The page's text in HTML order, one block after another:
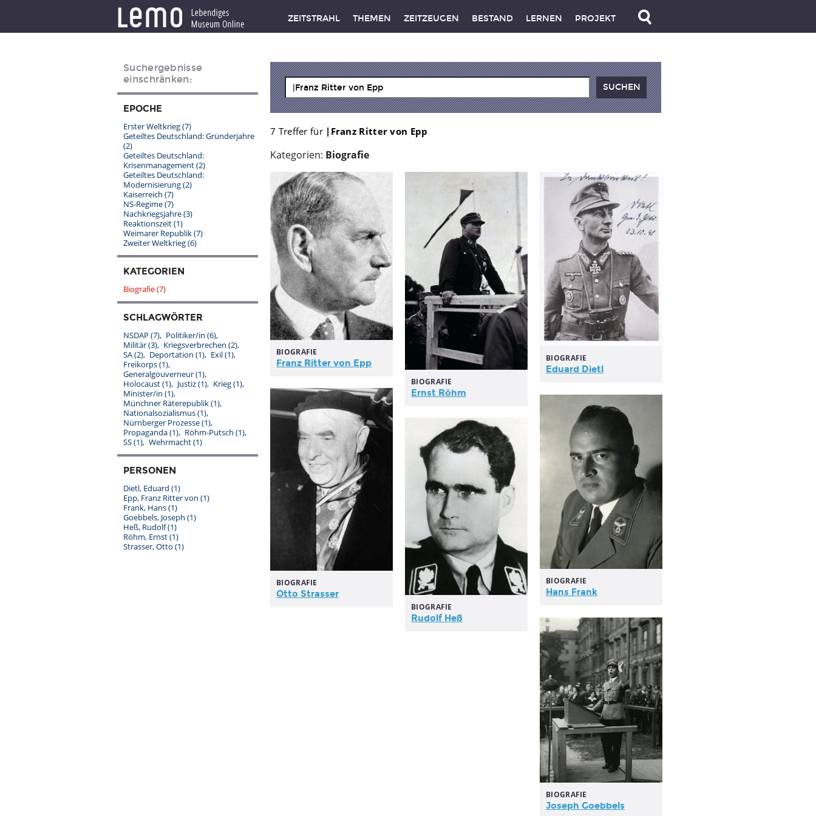
ZEITSTRAHL THEMEN ZEITZEUGEN BESTAND LERNEN PROJEKT
7 Treffer für |Franz Ritter von Epp
Kategorien: Biografie
BIOGRAFIE
Franz Ritter von Epp
BIOGRAFIE
Ernst Röhm
BIOGRAFIE
Eduard Dietl
BIOGRAFIE
Otto Strasser
BIOGRAFIE
Hans Frank
BIOGRAFIE
Rudolf Heß
BIOGRAFIE
Joseph Goebbels
Suchergebnisse
einschränken:
EPOCHE
Erster Weltkrieg(7)
Geteiltes Deutschland: Gründerjahre
(2)
Geteiltes Deutschland:
Krisenmanagement(2)
Geteiltes Deutschland:
Modernisierung(2)
Kaiserreich (7)
NS-Regime(7)
Nachkriegsjahre(3)
Reaktionszeit(1)
Weimarer Republik(7)
Zweiter Weltkrieg(6)
KATEGORIEN
Biografie(7)
SCHLAGWÖRTER
NSDAP (7) Politiker/in (6)
Militär(3) Kriegsverbrechen (2)
SA(2) Deportation (1) Exil(1)
Freikorps(1)
Generalgouverneur(1)
Holocaust(1) Justiz(1) Krieg(1)
Minister/in (1)
Münchner Räterepublik(1)
Nationalsozialismus(1)
Nürnberger Prozesse(1)
Propaganda(1) Röhm-Putsch (1)
SS(1) Wehrmacht(1)
PERSONEN
Dietl, Eduard (1)
Epp, Franz Ritter von (1)
Frank, Hans(1)
Goebbels, Joseph (1)
Heß, Rudolf(1)
Röhm, Ernst(1)
Strasser, Otto (1)